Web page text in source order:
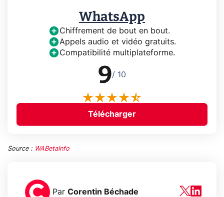
WhatsApp
Chiffrement de bout en bout.
Appels audio et vidéo gratuits.
Compatibilité multiplateforme.
9/ 10
Télécharger
Source : WABetaInfo
Par Corentin Béchade